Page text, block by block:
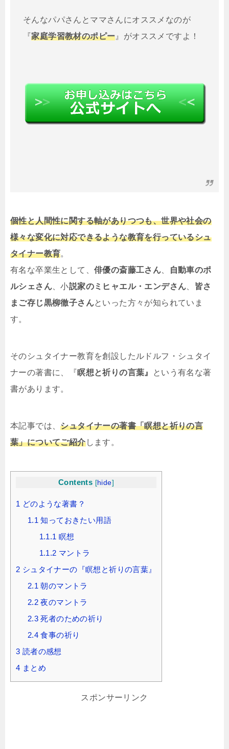
そんなパパさんとママさんにオススメなのが
『家庭学習教材のポピー 』がオススメですよ！
個性と人間性に関する軸がありつつも、世界や社会の
様々な変化に対応できるような教育を行っているシュ
タイナー教育。
有名な卒業生として、 俳優の斎藤工さん
自動車のポ
ルシェさん 、小説家のミヒャエル・エンデさん
皆さ
まご存じ黒柳徹子さんといった方々が知られていま
す。
そのシュタイナー教育を創設したルドルフ・シュタイ
ナーの著書に、『瞑想と祈りの言葉』
という有名な著
書があります。
本記事では、シュタイナーの著書「瞑想と祈りの言
葉」についてご紹介します。
Contents [hide]
1 どのような著書？
1.1 知っておきたい用語
1.1.1 瞑想
1.1.2 マントラ
2 シュタイナーの『瞑想と祈りの言葉』
2.1 朝のマントラ
2.2 夜のマントラ
2.3 死者のための祈り
2.4 食事の祈り
3 読者の感想
4 まとめ
スポンサーリンク